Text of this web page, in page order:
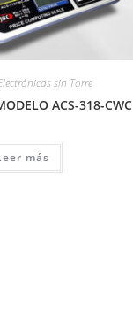
sin Torre
ACS-318-CWC
más